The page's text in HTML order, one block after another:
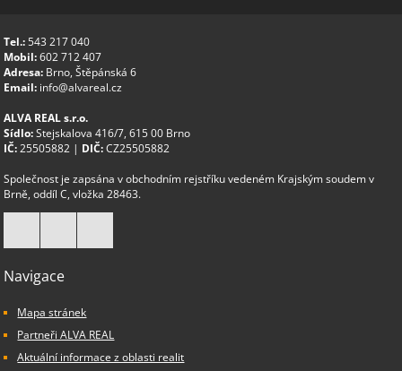
Tel.:543 217 040
Mobil:602 712 407
Adresa: Brno, Štěpánská 6
Email: info@alvareal.cz
ALVA REAL s.r.o.
Sídlo:Stejskalova 416/7, 615 00 Brno
IČ:25505882 | DIČ:CZ25505882
Společnost je zapsána v obchodním rejstříku vedeném Krajským soudem v
Brně, oddíl C, vložka 28463.
Navigace
Mapa stránek
Partneři ALVA REAL
Aktuální informace z oblasti realit